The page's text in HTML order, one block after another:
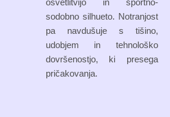
osvetlitvijo in športno-
sodobno silhueto. Notranjost
pa navdušuje s tišino,
udobjem in tehnološko
dovršenostjo, ki presega
pričakovanja.